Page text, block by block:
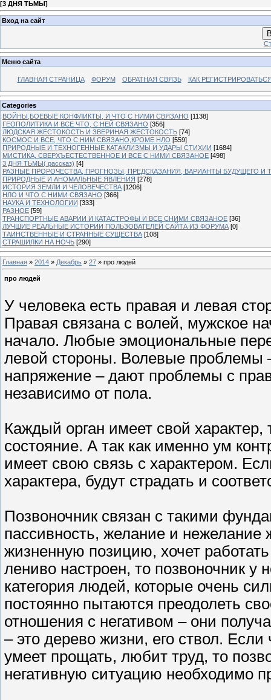
[3 ДНЯ ТЬМЫ]
Вход на сайт
Меню сайта
ГЛАВНАЯ СТРАНИЦА ФОРУМ ОБРАТНАЯ СВЯЗЬ КАК
Categories
ВОЙНЫ,БОЕВЫЕ КОНФЛИКТЫ, И ЧТО С НИМИ СВЯЗАНО [1138]
ГЕОПОЛИТИКА И ВСЕ ЧТО, С НЕЙ СВЯЗАНО [356]
ЛЮДСКАЯ ЖЕСТОКОСТЬ И ЗВЕРИНАЯ ЖЕСТОКОСТЬ [74]
КОСМОС И ВСЕ, ЧТО С НИМ СВЯЗАНО,КРОМЕ НЛО [559]
ПРИРОДНЫЕ И ТЕХНОГЕННЫЕ КАТАКЛИЗМЫ И УДАРЫ СТИХИИ [1684]
МИСТИКА, СВЕРХЪЕСТЕСТВЕННОЕ И ВСЕ С НИМИ СВЯЗАНОЕ [498]
3 ДНЯ ТЬМЫ( рассказ) [4]
РАЗНЫЕ ПРОРОЧЕСТВА, ПРОГНОЗЫ, ПРЕДСКАЗАНИЯ, ВАРИАНТЫ БУДУЩЕГО И
ПРИРОДНЫЕ И АНОМАЛЬНЫЕ ЯВЛЕНИЯ [278]
ИСТОРИЯ ЗЕМЛИ И ЧЕЛОВЕЧЕСТВА [1206]
НЛО И ЧТО С НИМИ СВЯЗАНО [366]
НАУКА И ТЕХНОЛОГИИ [333]
РАЗНОЕ [59]
ТРАНСПОРТНЫЕ АВАРИИ И КАТАСТРОФЫ И ВСЕ СНИМИ СВЯЗАНОЕ [36]
ЛУЧШИЕ РЕАЛЬНЫЕ ИСТОРИИ ПОЛЬЗОВАТЕЛЕЙ САЙТА ИЗ ФОРУМА [0]
ТАИНСТВЕННЫЕ И СТРАННЫЕ СУЩЕСТВА [108]
СТРАШИЛКИ НА НОЧЬ [290]
Главная » 2014 » Декабрь » 27 » про людей
про людей
У человека есть правая и левая
Правая связана с волей, мужское
начало. Любые эмоциональные
левой стороны. Волевые проблемы
напряжение – дают проблемы с
независимо от пола.
Каждый орган имеет свой
состояние. А так как именно ум
имеет свою связь с характером.
характера, будут страдать и
Позвоночник связан с такими
пассивность, желание и нежелание
жизненную позицию, хочет
лениво настроен, то позвоночник у
категория людей, которые очень
постоянно пытаются преодолеть
отношения с негативом – они
– это дерево жизни, его ствол.
умеет прощать, любит труд, то
негативную ситуацию необходимо